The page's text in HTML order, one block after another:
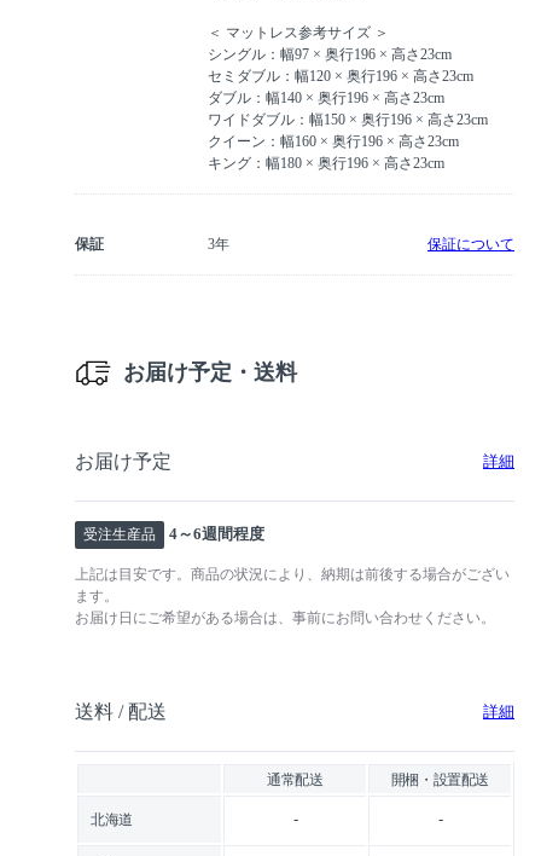
＜ マットレス参考サイズ ＞
シングル：幅97 × 奥行196 × 高さ23cm
セミダブル：幅120 × 奥行196 × 高さ23cm
ダブル：幅140 × 奥行196 × 高さ23cm
ワイドダブル：幅150 × 奥行196 × 高さ23cm
クイーン：幅160 × 奥行196 × 高さ23cm
キング：幅180 × 奥行196 × 高さ23cm
保証 3年 保証について
お届け予定・送料
お届け予定 詳細
受注生産品 4～6週間程度
上記は目安です。商品の状況により、納期は前後する場合がござい
ます。
お届け日にご希望がある場合は、事前にお問い合わせください。
送料 / 配送 詳細
通常配送 開梱・設置配送
北海道 - -